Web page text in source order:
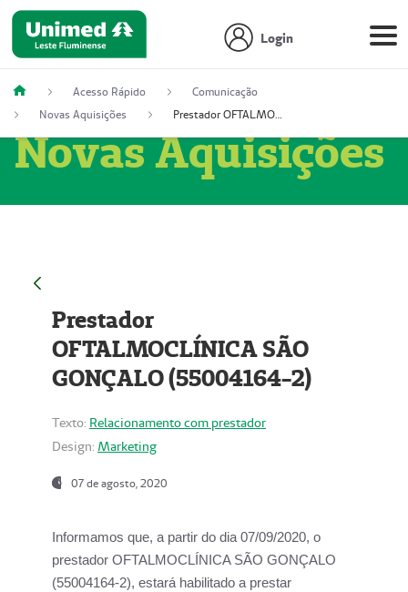
Login
Acesso Rápido
Comunicação
Novas Aquisições
Prestador OFTALMOCLÍNICA SÃO GONÇALO (55004164-2)
Novas Aquisições
Prestador
OFTALMOCLÍNICA SÃO
GONÇALO (55004164-2)
Texto: Relacionamento com prestador
Design: Marketing
07 de agosto, 2020
Informamos que, a partir do dia 07/09/2020, o
prestador OFTALMOCLÍNICA SÃO GONÇALO
(55004164-2), estará habilitado a prestar